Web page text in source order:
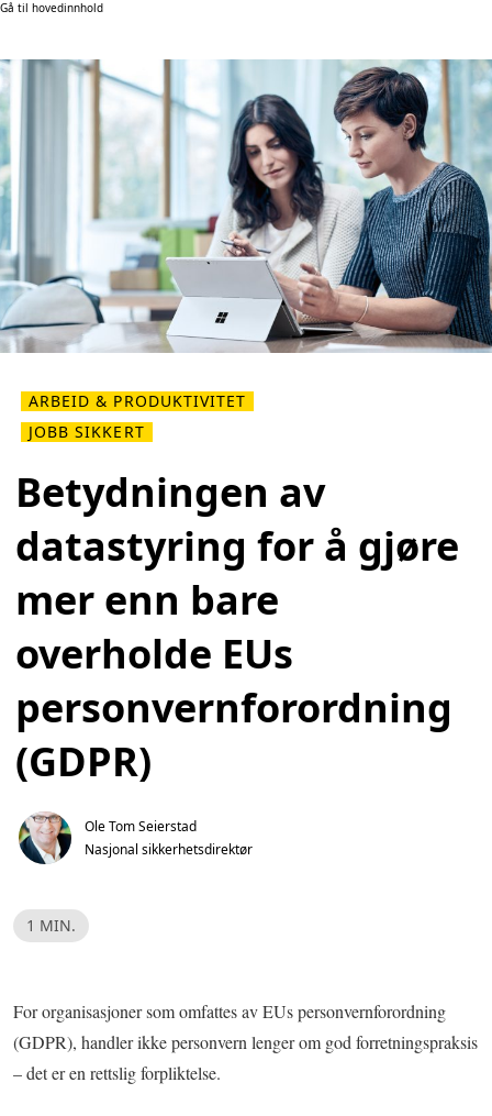
Gå til hovedinnhold
ARBEID & PRODUKTIVITET
JOBB SIKKERT
Betydningen av
datastyring for å gjøre
mer enn bare
overholde EUs
personvernforordning
(GDPR)
Ole Tom Seierstad
Nasjonal sikkerhetsdirektør
L
e
d
1
m
1 MIN.
For organisasjoner som omfattes av EUs personvernforordning
(GDPR), handler ikke personvern lenger om god forretningspraksis
– det er en rettslig forpliktelse.